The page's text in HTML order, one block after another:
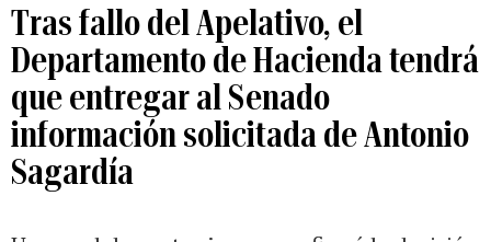
Tras fallo del Apelativo, el
Departamento de Hacienda tendrá
que entregar al Senado
información solicitada de Antonio
Sagardía